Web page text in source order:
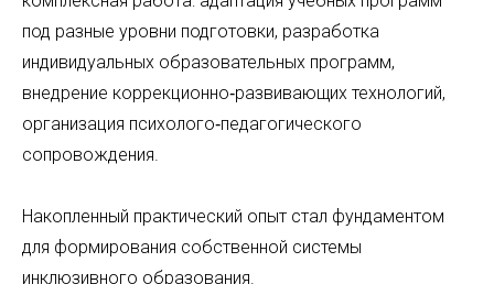
под разные уровни подготовки, разработка
индивидуальных образовательных программ,
внедрение коррекционно‑развивающих технологий,
организация психолого‑педагогического
сопровождения.
Накопленный практический опыт стал фундаментом
для формирования собственной системы
инклюзивного образования.